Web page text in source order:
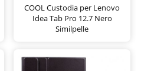
COOL Custodia per Lenovo
Idea Tab Pro 12.7 Nero
Similpelle